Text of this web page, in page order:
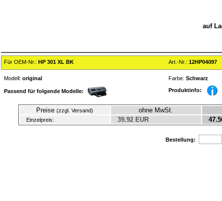
auf
Für OEM-Nr.: HP 301 XL BK Art.-Nr.: 12HP04097
Modell: original Farbe: Schwarz
Passend für folgende Modelle: Produktinfo:
Preise (zzgl. Versand) ohne MwSt.
Einzelpreis: 39.92 EUR
Bestellung: